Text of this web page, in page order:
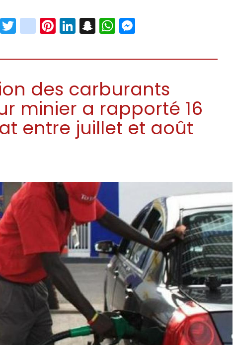
Facebook
Twitter
instagram
Pinterest
LinkedIn
Snapchat
WhatsApp
des carburants
minier a rapporté 16
entre juillet et août